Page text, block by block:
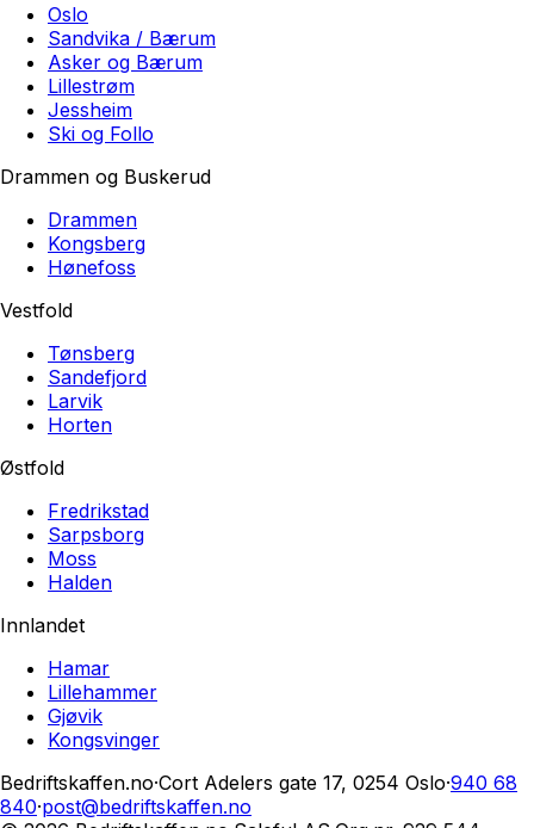
Oslo
Sandvika / Bærum
Asker og Bærum
Lillestrøm
Jessheim
Ski og Follo
Drammen og Buskerud
Drammen
Kongsberg
Hønefoss
Vestfold
Tønsberg
Sandefjord
Larvik
Horten
Østfold
Fredrikstad
Sarpsborg
Moss
Halden
Innlandet
Hamar
Lillehammer
Gjøvik
Kongsvinger
Bedriftskaffen.no·Cort Adelers gate 17, 0254 Oslo·940 68
840·post@bedriftskaffen.no